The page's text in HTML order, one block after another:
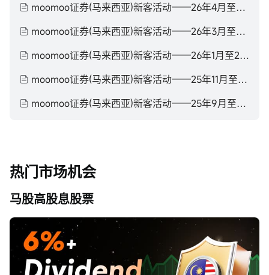
moomoo证券(马来西亚)新客活动——26年4月至26年6月
moomoo证券(马来西亚)新客活动——26年3月至26年4月
moomoo证券(马来西亚)新客活动——26年1月至26年3月
moomoo证券(马来西亚)新客活动——25年11月至26年1月
moomoo证券(马来西亚)新客活动——25年9月至25年11月
热门市场机会
马股高股息股票